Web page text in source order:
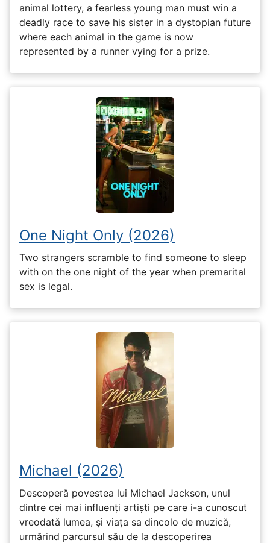
animal lottery, a fearless young man must win a
deadly race to save his sister in a dystopian future
where each animal in the game is now
represented by a runner vying for a prize.
One Night Only (2026)
Two strangers scramble to find someone to sleep
with on the one night of the year when premarital
sex is legal.
Michael (2026)
Descoperă povestea lui Michael Jackson, unul
dintre cei mai influenți artiști pe care i-a cunoscut
vreodată lumea, și viața sa dincolo de muzică,
urmărind parcursul său de la descoperirea